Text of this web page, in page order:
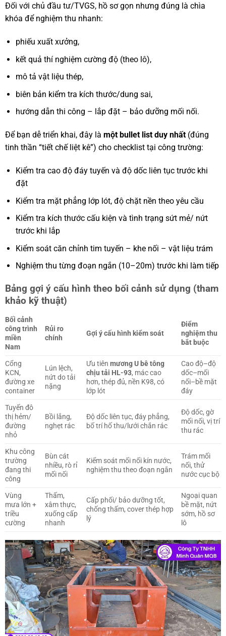
Đối với chủ đầu tư/TVGS, hồ sơ gọn nhưng đúng là chìa
khóa để nghiệm thu nhanh:
phiếu xuất xưởng,
kết quả thí nghiệm cường độ (theo lô),
mô tả vật liệu thép,
biên bản kiểm tra kích thước/dung sai,
hướng dẫn thi công – lắp đặt – bảo dưỡng mối nối.
Để bạn dễ triển khai, đây là một bullet list duy nhất(đúng
tinh thần “tiết chế liệt kê”) cho checklist tại công trường:
Kiểm tra cao độ đáy tuyến và độ dốc liên tục trước khi
đặt
Kiểm tra mặt phẳng lớp lót, độ chặt nền theo yêu cầu
Kiểm tra kích thước cấu kiện và tình trạng sứt mẻ/ nứt
trước khi lắp
Kiểm soát căn chỉnh tim tuyến – khe nối – vật liệu trám
Nghiệm thu từng đoạn ngắn (10–20m) trước khi làm tiếp
Bảng gợi ý cấu hình theo bối cảnh sử dụng (tham
khảo kỹ thuật)
Bối cảnh
công trình
miền
Nam
Rủi ro
chính
Gợi ý cấu hình kiểm soát
Điểm
nghiệm thu
bắt buộc
Cổng
KCN,
đường xe
container
Lún lệch,
nứt do tải
nặng
Ưu tiên mương U bê tông
chịu tải HL-93, mác cao
hơn, thép đủ, nền K98, có
lớp lót
Cao độ–độ
dốc–mối
nối–bề mặt
đáy
Tuyến đô
thị hẻm/
đường
nhỏ
Bồi lắng,
nghẹt rác
Độ dốc liên tục, đáy phẳng,
bố trí hố thu/lưới chắn rác
Độ dốc, gờ
mối nối, vị trí
thu rác
Khu công
trường
đang thi
công
Bùn cát
nhiều, rò rỉ
mối nối
Kiểm soát mối nối kín nước,
nghiệm thu theo đoạn ngắn
Trám mối
nối, thử
nước cục bộ
Vùng
mưa lớn +
triều
cường
Thấm,
xâm thực,
xuống cấp
nhanh
Cấp phối/ bảo dưỡng tốt,
chống thấm, cover thép hợp
lý
Ngoại quan
bề mặt, nứt
sớm, hồ sơ
lô